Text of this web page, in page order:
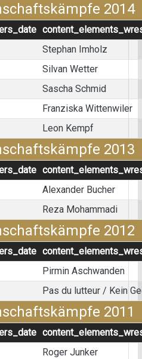
2014
Stephan Imholz
Silvan Wetter
Sascha Schmid
Franziska Wittenwiler
Leon Kempf
2013
Alexander Bucher
Reza Mohammadi
2012
Pirmin Aschwanden
Pas du lutteur / Kein
2011
Roger Junker